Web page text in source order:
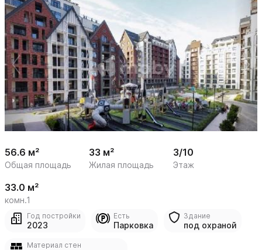
1
/
12
56.6 м²
Общая площадь
33 м²
Жилая площадь
3/10
Этаж
33.0 м²
комн.1
Год постройки
2023
Есть
Парковка
Здание
под охраной
Материал стен